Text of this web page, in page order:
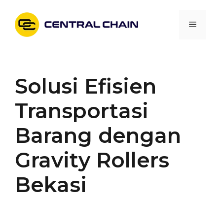
content
Menu
Solusi Efisien
Transportasi
Barang dengan
Gravity Rollers
Bekasi